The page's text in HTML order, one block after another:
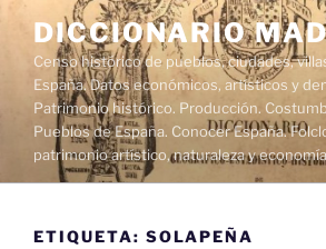
contenido
DICCIONARIO
Censo histórico de pueblos, ciudades,
España. Datos económicos, artísticos y
Patrimonio histórico. Producción.
Pueblos de España. Conocer España.
patrimonio artístico, naturaleza y
ETIQUETA: SOLAPEÑA